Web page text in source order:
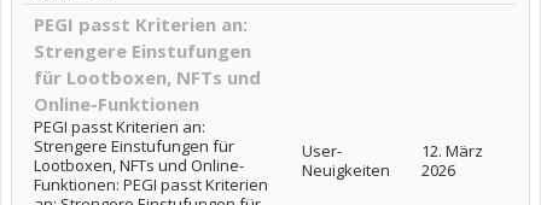
PEGI passt Kriterien an:
Strengere Einstufungen
für Lootboxen, NFTs und
Online-Funktionen
PEGI passt Kriterien an:
Strengere Einstufungen für
Lootboxen, NFTs und Online-
Funktionen: PEGI passt Kriterien
User-
Neuigkeiten
12. März
2026